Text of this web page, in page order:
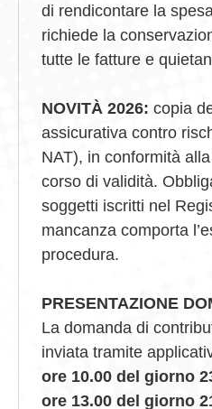
di rendicontare la
richiede la
tutte le fatture e
NOVITÀ 2026: copia
assicurativa contro
NAT), in conformità
corso di validità.
soggetti iscritti nel
mancanza comporta
procedura.
PRESENTAZIONE
La domanda di
inviata tramite
ore 10.00 del giorno
ore 13.00 del giorno